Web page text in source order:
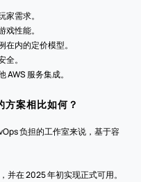
家需求。
性能。
在内的定价模型。
。
AWS 服务集成。
案相比如何？
负担的工作室来说，基于容
并在 2025 年初实现正式可用。